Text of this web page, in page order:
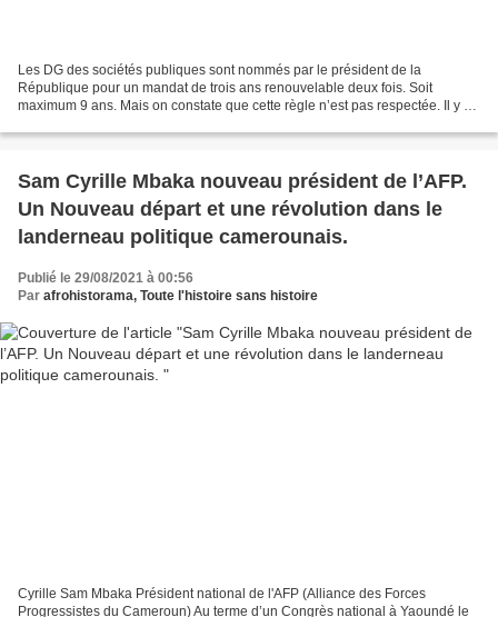
Les DG des sociétés publiques sont nommés par le président de la
République pour un mandat de trois ans renouvelable deux fois. Soit
maximum 9 ans. Mais on constate que cette règle n’est pas respectée. Il y a
Sam Cyrille Mbaka nouveau président de l’AFP.
Un Nouveau départ et une révolution dans le
landerneau politique camerounais.
Publié le 29/08/2021 à 00:56
Par afrohistorama, Toute l'histoire sans histoire
Cyrille Sam Mbaka Président national de l'AFP (Alliance des Forces
Progressistes du Cameroun) Au terme d’un Congrès national à Yaoundé le